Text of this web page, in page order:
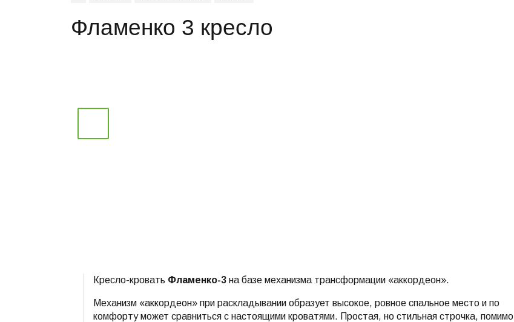
Фламенко 3 кресло
Кресло-кровать Фламенко-3 на базе механизма трансформации «аккордеон».
Механизм «аккордеон» при раскладывании образует высокое, ровное спальное место и по
комфорту может сравниться с настоящими кроватями. Простая, но стильная строчка, помимо